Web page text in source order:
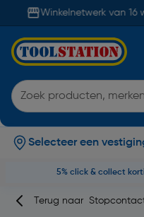
Winkelnetwerk van 16
Selecteer een
5% click & collect
Terug naar